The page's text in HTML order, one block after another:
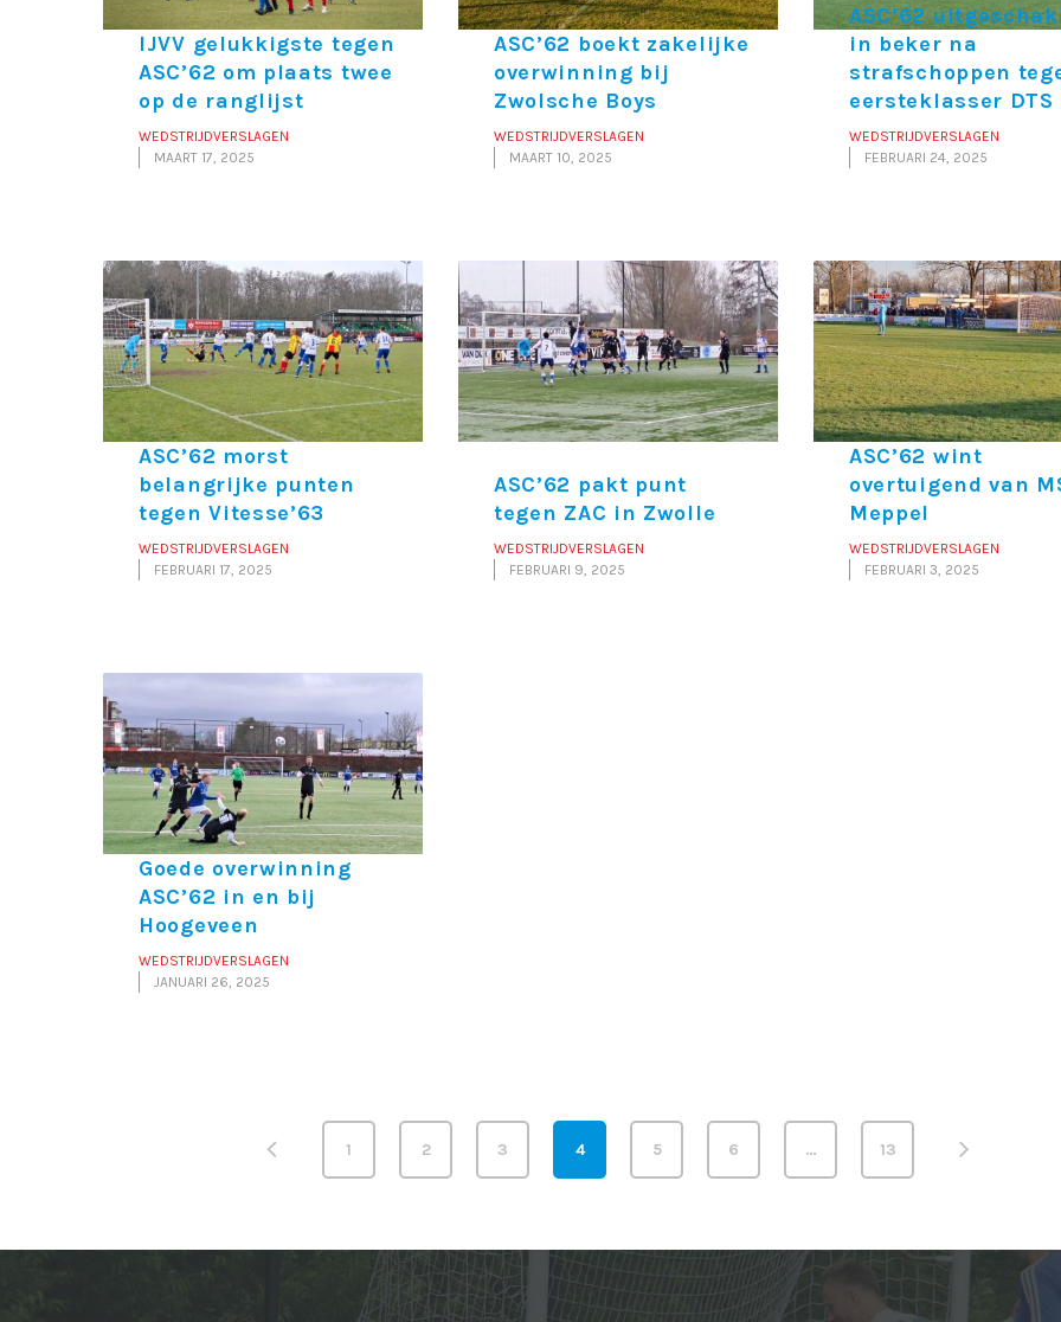
IJVV gelukkigste tegen
ASC’62 om plaats twee
op de ranglijst
WEDSTRIJDVERSLAGEN
MAART 17, 2025
ASC’62 boekt zakelijke
overwinning bij
Zwolsche Boys
WEDSTRIJDVERSLAGEN
MAART 10, 2025
ASC’62
in beker na
strafschoppen
eersteklasser DTS
WEDSTRIJDVERSLAGEN
FEBRUARI 24, 2025
ASC’62 morst
belangrijke punten
tegen Vitesse’63
WEDSTRIJDVERSLAGEN
FEBRUARI 17, 2025
ASC’62 pakt punt
tegen ZAC in Zwolle
WEDSTRIJDVERSLAGEN
FEBRUARI 9, 2025
ASC’62 wint
overtuigend van
Meppel
WEDSTRIJDVERSLAGEN
FEBRUARI 3, 2025
Goede overwinning
ASC’62 in en bij
Hoogeveen
WEDSTRIJDVERSLAGEN
JANUARI 26, 2025
1 2 3 4 5 6 … 13